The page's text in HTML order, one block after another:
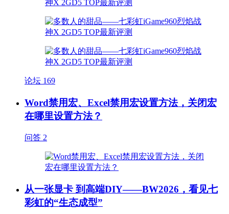
论坛 169
Word禁用宏、Excel禁用宏设置方法，关闭宏
在哪里设置方法？
问答 2
从一张显卡 到高端DIY——BW2026，看见七
彩虹的“生态成型”